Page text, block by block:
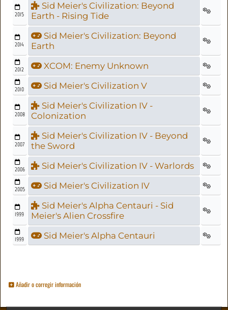
2015
Sid Meier's Civilization: Beyond
Earth - Rising Tide
2014
Sid Meier's Civilization: Beyond
Earth
2012 XCOM: Enemy Unknown
2010 Sid Meier's Civilization V
2008
Sid Meier's Civilization IV -
Colonization
2007
Sid Meier's Civilization IV - Beyond
the Sword
2006 Sid Meier's Civilization IV - Warlords
2005 Sid Meier's Civilization IV
1999
Sid Meier's Alpha Centauri - Sid
Meier's Alien Crossfire
1999 Sid Meier's Alpha Centauri
Añadir o corregir información